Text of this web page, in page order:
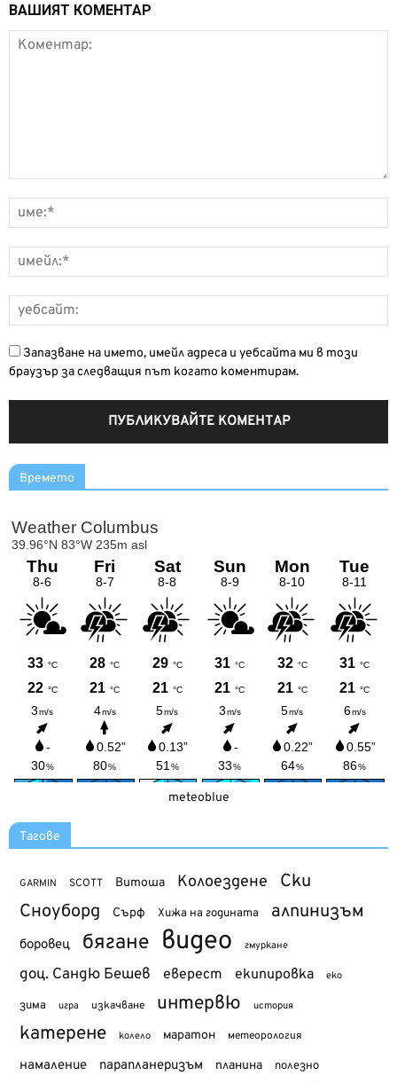
ВАШИЯТ КОМЕНТАР
Запазване на името, имейл адреса и уебсайта ми в този
браузър за следващия път когато коментирам.
Времето
meteoblue
Тагове
GARMIN SCOTT Витоша Колоездене Ски
Сноуборд Сърф Хижа на годината алпинизъм
боровец бягане видео гмуркане
доц. Сандю Бешев еверест екипировка еко
зима игра изкачване интервю история
катерене колело маратон метеорология
намаление парапланеризъм планина полезно